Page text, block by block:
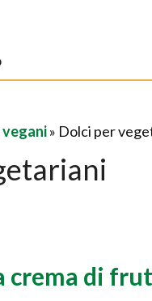
vegani» Dolci per
crema di